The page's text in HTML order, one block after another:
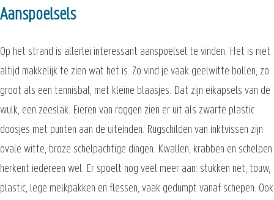
Aanspoelsels
Op het strand is allerlei interessant aanspoelsel te vinden. Het is niet
altijd makkelijk te zien wat het is. Zo vind je vaak geelwitte bollen, zo
groot als een tennisbal, met kleine blaasjes. Dat zijn eikapsels van de
wulk, een zeeslak. Eieren van roggen zien er uit als zwarte plastic
doosjes met punten aan de uiteinden. Rugschilden van inktvissen zijn
ovale witte, broze schelpachtige dingen. Kwallen, krabben en schelpen
herkent iedereen wel. Er spoelt nog veel meer aan: stukken net, touw,
plastic, lege melkpakken en flessen, vaak gedumpt vanaf schepen. Ook